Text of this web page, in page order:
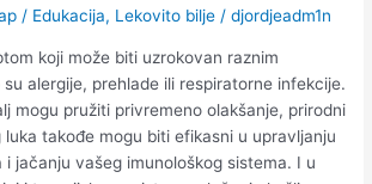
/ Edukacija, Lekovito bilje /djordjeadm1n
koji može biti uzrokovan raznim
alergije, prehlade ili respiratorne infekcije.
mogu pružiti privremeno olakšanje, prirodni
takođe mogu biti efikasni u upravljanju
i jačanju vašeg imunološkog sistema. I u